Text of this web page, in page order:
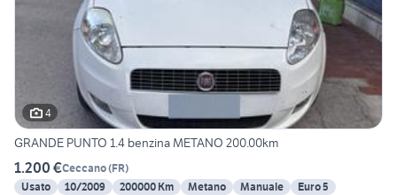
4
GRANDE PUNTO 1.4 benzina METANO 200.00km
1.200 €Ceccano(FR)
Usato
10/2009 200000 Km Metano Manuale
Euro 5